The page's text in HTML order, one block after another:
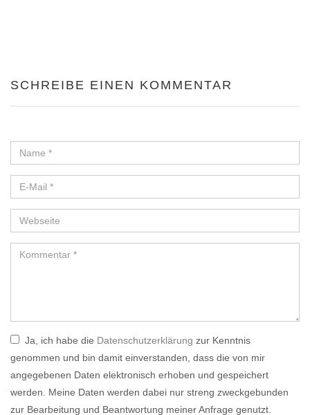
SCHREIBE EINEN KOMMENTAR
Ja, ich habe die Datenschutzerklärung zur Kenntnis
genommen und bin damit einverstanden, dass die von mir
angegebenen Daten elektronisch erhoben und gespeichert
werden. Meine Daten werden dabei nur streng zweckgebunden
zur Bearbeitung und Beantwortung meiner Anfrage genutzt.